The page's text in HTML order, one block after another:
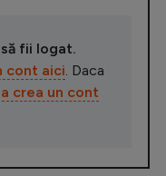
fii logat.
cont aici . Daca
crea un cont